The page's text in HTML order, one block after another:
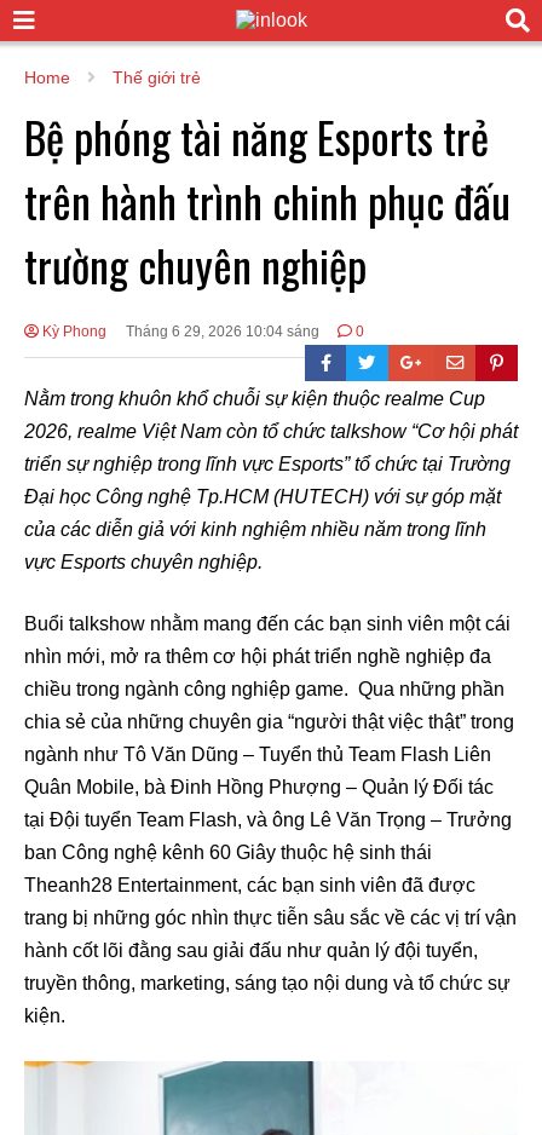
Home Thế giới trẻ
Bệ phóng tài năng Esports trẻ
trên hành trình chinh phục đấu
trường chuyên nghiệp
Kỳ Phong Tháng 6 29, 2026 10:04 sáng 0
Nằm trong khuôn khổ chuỗi sự kiện thuộc realme Cup
2026, realme Việt Nam còn tổ chức talkshow “Cơ hội phát
triển sự nghiệp trong lĩnh vực Esports” tổ chức tại Trường
Đại học Công nghệ Tp.HCM (HUTECH) với sự góp mặt
của các diễn giả với kinh nghiệm nhiều năm trong lĩnh
vực Esports chuyên nghiệp.
Buổi talkshow nhằm mang đến các bạn sinh viên một cái
nhìn mới, mở ra thêm cơ hội phát triển nghề nghiệp đa
chiều trong ngành công nghiệp game. Qua những phần
chia sẻ của những chuyên gia “người thật việc thật” trong
ngành như Tô Văn Dũng – Tuyển thủ Team Flash Liên
Quân Mobile, bà Đinh Hồng Phượng – Quản lý Đối tác
tại Đội tuyển Team Flash, và ông Lê Văn Trọng – Trưởng
ban Công nghệ kênh 60 Giây thuộc hệ sinh thái
Theanh28 Entertainment, các bạn sinh viên đã được
trang bị những góc nhìn thực tiễn sâu sắc về các vị trí vận
hành cốt lõi đằng sau giải đấu như quản lý đội tuyển,
truyền thông, marketing, sáng tạo nội dung và tổ chức sự
kiện.